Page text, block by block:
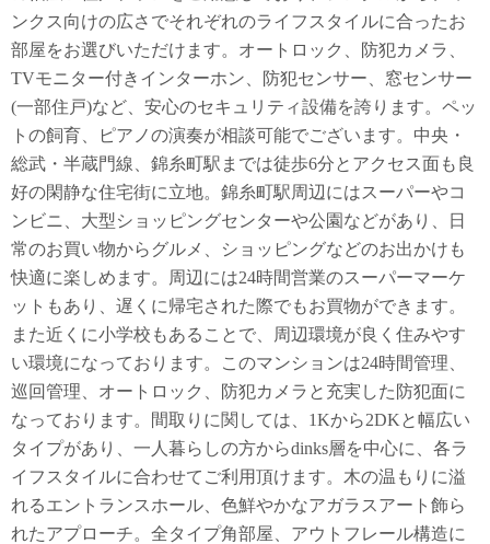
ンクス向けの広さでそれぞれのライフスタイルに合ったお
部屋をお選びいただけます。オートロック、防犯カメラ、
TVモニター付きインターホン、防犯センサー、窓センサー
(一部住戸)など、安心のセキュリティ設備を誇ります。ペッ
トの飼育、ピアノの演奏が相談可能でございます。中央・
総武・半蔵門線、錦糸町駅までは徒歩6分とアクセス面も良
好の閑静な住宅街に立地。錦糸町駅周辺にはスーパーやコ
ンビニ、大型ショッピングセンターや公園などがあり、日
常のお買い物からグルメ、ショッピングなどのお出かけも
快適に楽しめます。周辺には24時間営業のスーパーマーケ
ットもあり、遅くに帰宅された際でもお買物ができます。
また近くに小学校もあることで、周辺環境が良く住みやす
い環境になっております。このマンションは24時間管理、
巡回管理、オートロック、防犯カメラと充実した防犯面に
なっております。間取りに関しては、1Kから2DKと幅広い
タイプがあり、一人暮らしの方からdinks層を中心に、各ラ
イフスタイルに合わせてご利用頂けます。木の温もりに溢
れるエントランスホール、色鮮やかなアガラスアート飾ら
れたアプローチ。全タイプ角部屋、アウトフレール構造に